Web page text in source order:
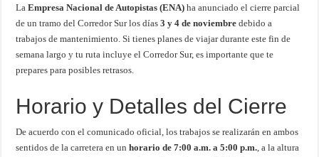
LaEmpresa Nacional de Autopistas (ENA) ha anunciado el cierre parcial
de un tramo del Corredor Sur los días3 y 4 de noviembre debido a
trabajos de mantenimiento. Si tienes planes de viajar durante este fin de
semana largo y tu ruta incluye el Corredor Sur, es importante que te
prepares para posibles retrasos.
Horario y Detalles del Cierre
De acuerdo con el comunicado oficial, los trabajos se realizarán en ambos
sentidos de la carretera en unhorario de 7:00 a.m. a 5:00 p.m., a la altura